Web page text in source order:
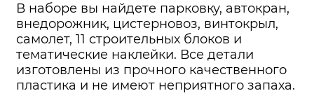
В наборе вы найдете парковку, автокран,
внедорожник, цистерновоз, винтокрыл,
самолет, 11 строительных блоков и
тематические наклейки. Все детали
изготовлены из прочного качественного
пластика и не имеют неприятного запаха.